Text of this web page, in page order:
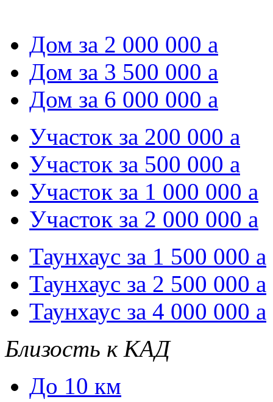
Дом за 2 000 000 a
Дом за 3 500 000 a
Дом за 6 000 000 a
Участок за 200 000 a
Участок за 500 000 a
Участок за 1 000 000 a
Участок за 2 000 000 a
Таунхаус за 1 500 000 a
Таунхаус за 2 500 000 a
Таунхаус за 4 000 000 a
Близость к КАД
До 10 км